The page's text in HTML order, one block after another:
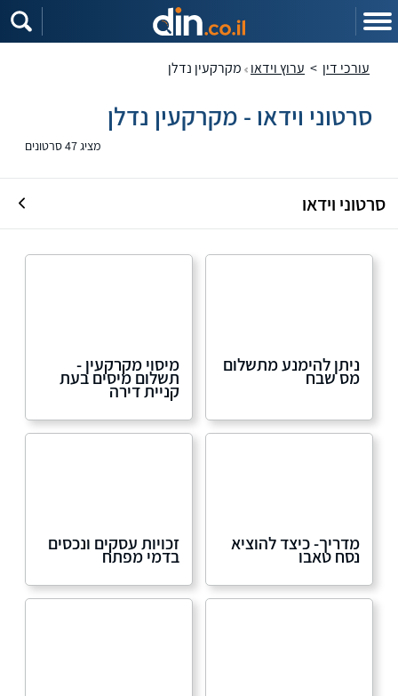
עורכי דין > ערוץ וידאו מקרקעין נדלן
סרטוני וידאו - מקרקעין נדלן
מציג 47 סרטונים
סרטוני וידאו
ניתן להימנע מתשלום
מס שבח
מיסוי מקרקעין -
תשלום מיסים בעת
קניית דירה
מדריך- כיצד להוציא
נסח טאבו
זכויות עסקים ונכסים
בדמי מפתח